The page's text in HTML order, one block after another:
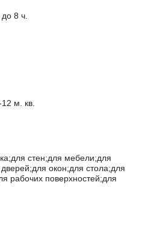
8 ч.
м. кв.
стен;для мебели;для
дверей;для окон;для стола;для
рабочих поверхностей;для